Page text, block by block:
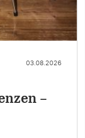
03.08.2026
–